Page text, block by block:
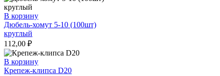
В корзину
Дюбель-хомут 5-10 (100шт)
круглый
112,00 ₽
В корзину
Крепеж-клипса D20